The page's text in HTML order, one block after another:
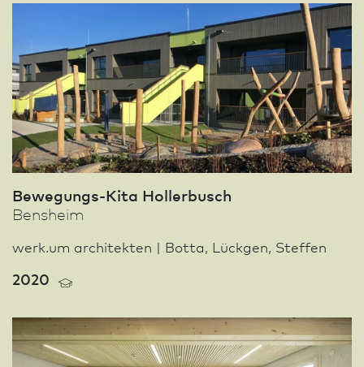
Bewegungs-Kita Hollerbusch
Bensheim
werk.um architekten | Botta, Lückgen, Steffen
2020